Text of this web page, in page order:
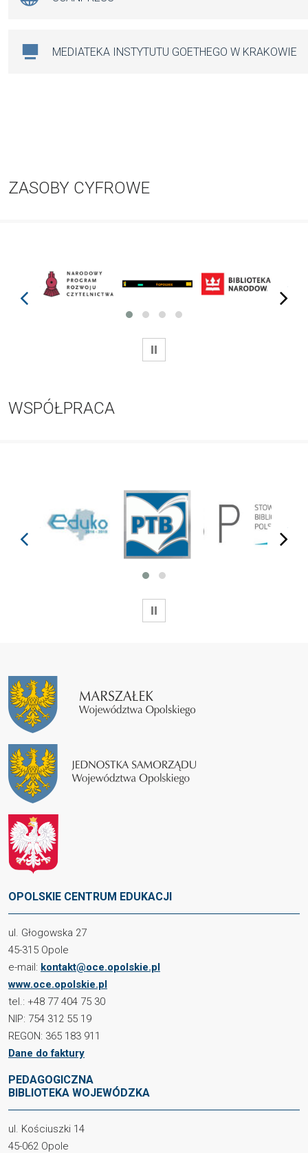
MEDIATEKA INSTYTUTU GOETHEGO W KRAKOWIE
ZASOBY CYFROWE
prev next
WSTRZYMAJ
WSPÓŁPRACA
next
WSTRZYMAJ
OPOLSKIE CENTRUM EDUKACJI
ul. Głogowska 27
45-315 Opole
e-mail: kontakt@oce.opolskie.pl
www.oce.opolskie.pl
tel.: +48 77 404 75 30
NIP: 754 312 55 19
REGON: 365 183 911
Dane do faktury
PEDAGOGICZNA
BIBLIOTEKA WOJEWÓDZKA
ul. Kościuszki 14
45-062 Opole